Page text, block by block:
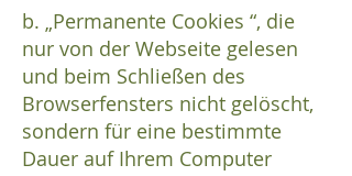
b. „Permanente Cookies “, die
nur von der Webseite gelesen
und beim Schließen des
Browserfensters nicht gelöscht,
sondern für eine bestimmte
Dauer auf Ihrem Computer